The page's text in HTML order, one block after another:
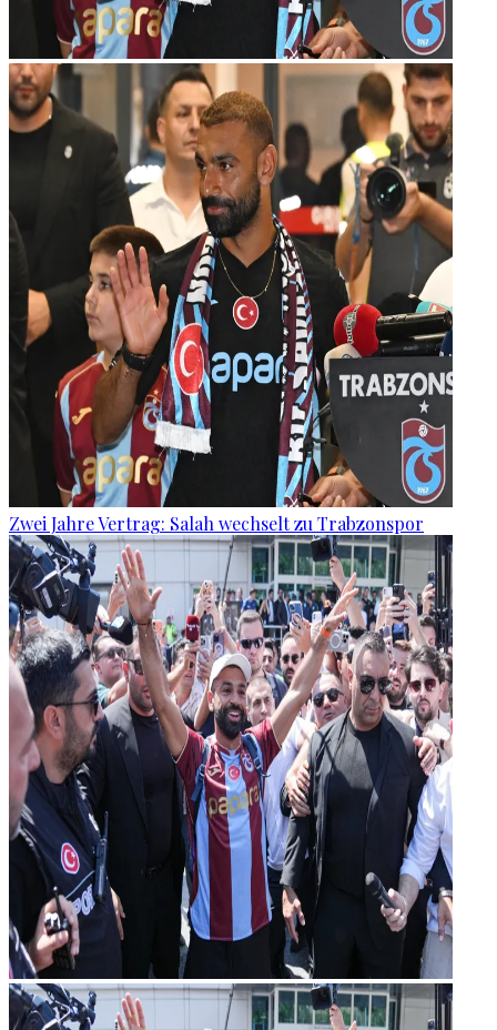
Zwei Jahre Vertrag: Salah wechselt zu Trabzonspor